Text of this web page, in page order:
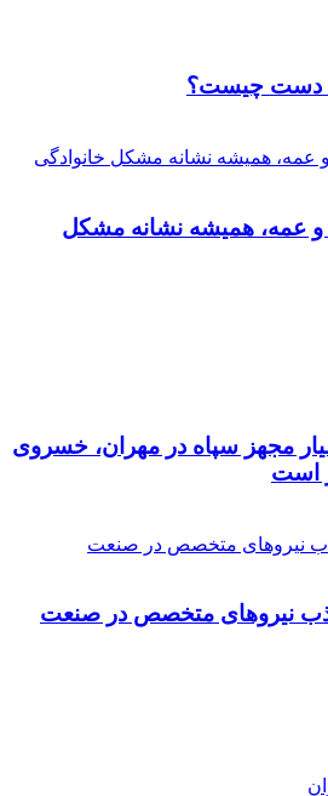
دست چیست؟
و عمه، همیشه نشانه مشکل
مجهز سپاه در مهران، خسروی
است
نیروهای متخصص در صنعت